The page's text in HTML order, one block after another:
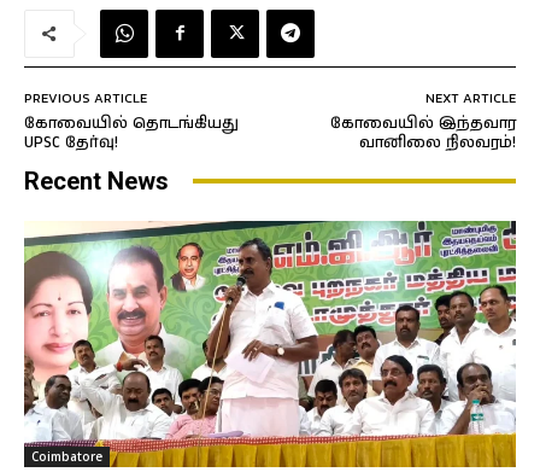
PREVIOUS ARTICLE
கோவையில் தொடங்கியது
UPSC தேர்வு!
NEXT ARTICLE
கோவையில் இந்தவார
வானிலை நிலவரம்!
Recent News
Coimbatore